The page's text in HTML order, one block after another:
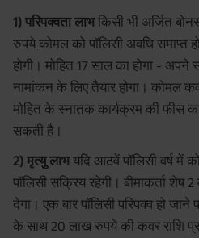
1) परिपक्वता लाभकिसी भी अर्जित
रुपये कोमल को पॉलिसी अवधि समाप्त
होगी। मोहित 17 साल का होगा -
नामांकन के लिए तैयार होगा। कोमल
मोहित के स्नातक कार्यक्रम की फीस
सकती है।
2) मृत्यु लाभयदि आठवें पॉलिसी वर्ष में
पॉलिसी सक्रिय रहेगी। बीमाकर्ता शेष
देगा। एक बार पॉलिसी परिपक्व हो जाने
के साथ 20 लाख रुपये की कवर राशि